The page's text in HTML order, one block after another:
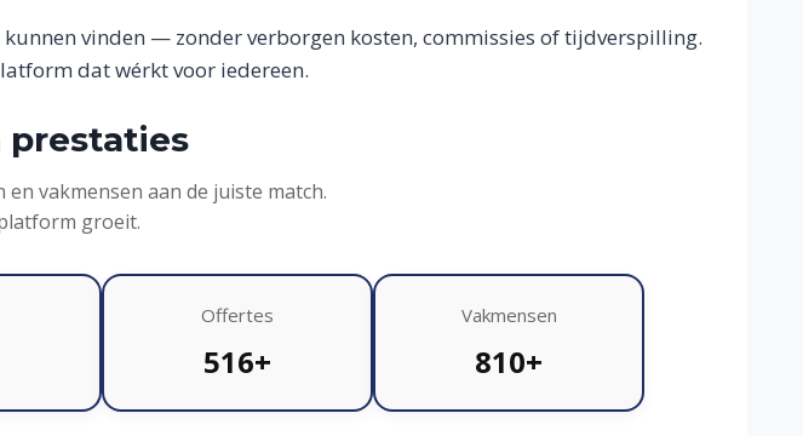
vinden — zonder verborgen kosten, commissies of tijdverspilling.
dat wérkt voor iedereen.
prestaties
vakmensen aan de juiste match.
groeit.
Offertes
516+
Vakmensen
810+